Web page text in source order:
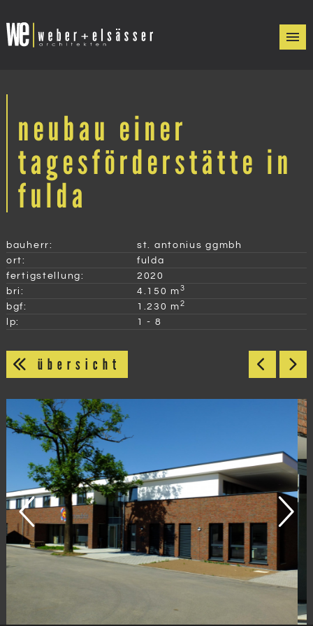
neubau einer
tagesförderstätte in
fulda
bauherr:
st. antonius ggmbh
ort:
fulda
fertigstellung:
2020
bri:
4.150 m3
bgf: 1.230 m2
lp: 1 - 8
übersicht